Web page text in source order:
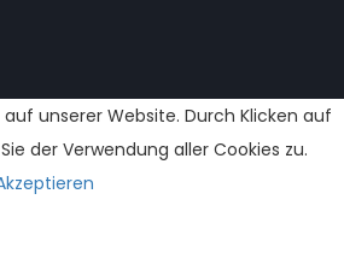
unserer Website. Durch Klicken auf
der Verwendung aller Cookies zu.